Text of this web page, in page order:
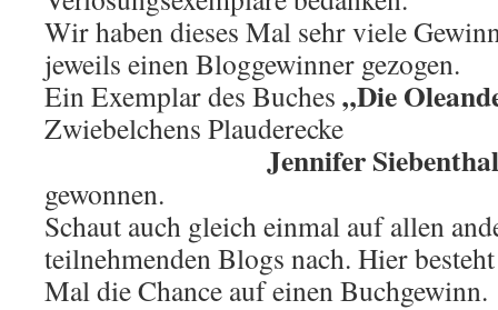
Wir haben dieses Mal sehr viele
jeweils einen Bloggewinner gezogen.
Ein Exemplar des Buches „Die
Zwiebelchens Plauderecke
Jennifer
gewonnen.
Schaut auch gleich einmal auf allen
teilnehmenden Blogs nach. Hier
Mal die Chance auf einen Buchgewinn.